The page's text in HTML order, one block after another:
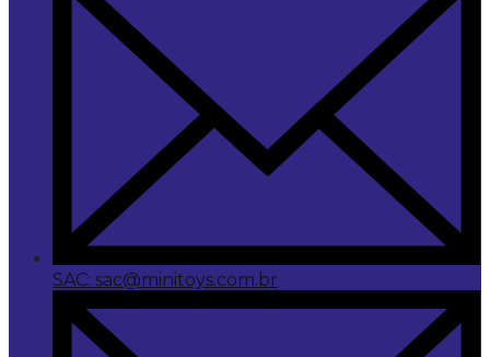
SAC: sac@minitoys.com.br